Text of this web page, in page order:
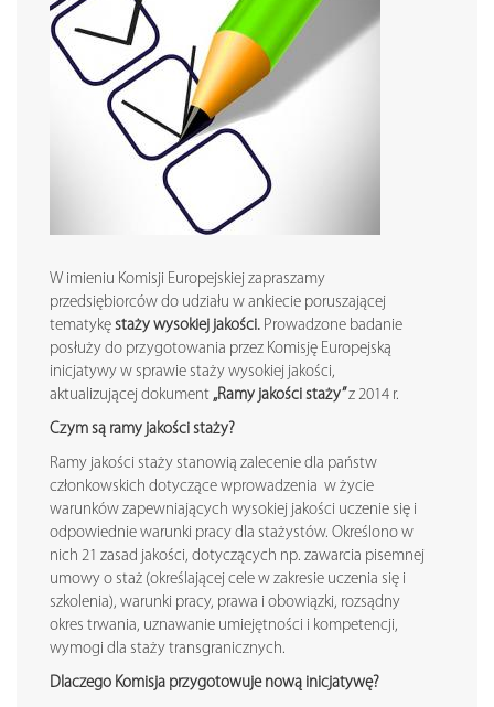
W imieniu Komisji Europejskiej zapraszamy
przedsiębiorców do udziału w ankiecie poruszającej
tematykę staży wysokiej jakości. Prowadzone badanie
posłuży do przygotowania przez Komisję Europejską
inicjatywy w sprawie staży wysokiej jakości,
aktualizującej dokument „Ramy jakości staży”z 2014 r.
Czym są ramy jakości staży?
Ramy jakości staży stanowią zalecenie dla państw
członkowskich dotyczące wprowadzenia w życie
warunków zapewniających wysokiej jakości uczenie się i
odpowiednie warunki pracy dla stażystów. Określono w
nich 21 zasad jakości, dotyczących np. zawarcia pisemnej
umowy o staż (określającej cele w zakresie uczenia się i
szkolenia), warunki pracy, prawa i obowiązki, rozsądny
okres trwania, uznawanie umiejętności i kompetencji,
wymogi dla staży transgranicznych.
Dlaczego Komisja przygotowuje nową inicjatywę?